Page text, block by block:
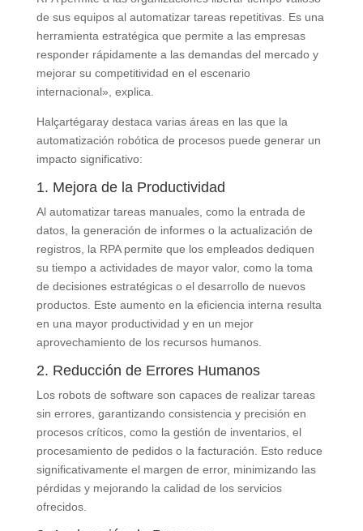
de sus equipos al automatizar tareas repetitivas. Es una
herramienta estratégica que permite a las empresas
responder rápidamente a las demandas del mercado y
mejorar su competitividad en el escenario
internacional», explica.
Halçartégaray destaca varias áreas en las que la
automatización robótica de procesos puede generar un
impacto significativo:
1. Mejora de la Productividad
Al automatizar tareas manuales, como la entrada de
datos, la generación de informes o la actualización de
registros, la RPA permite que los empleados dediquen
su tiempo a actividades de mayor valor, como la toma
de decisiones estratégicas o el desarrollo de nuevos
productos. Este aumento en la eficiencia interna resulta
en una mayor productividad y en un mejor
aprovechamiento de los recursos humanos.
2. Reducción de Errores Humanos
Los robots de software son capaces de realizar tareas
sin errores, garantizando consistencia y precisión en
procesos críticos, como la gestión de inventarios, el
procesamiento de pedidos o la facturación. Esto reduce
significativamente el margen de error, minimizando las
pérdidas y mejorando la calidad de los servicios
ofrecidos.